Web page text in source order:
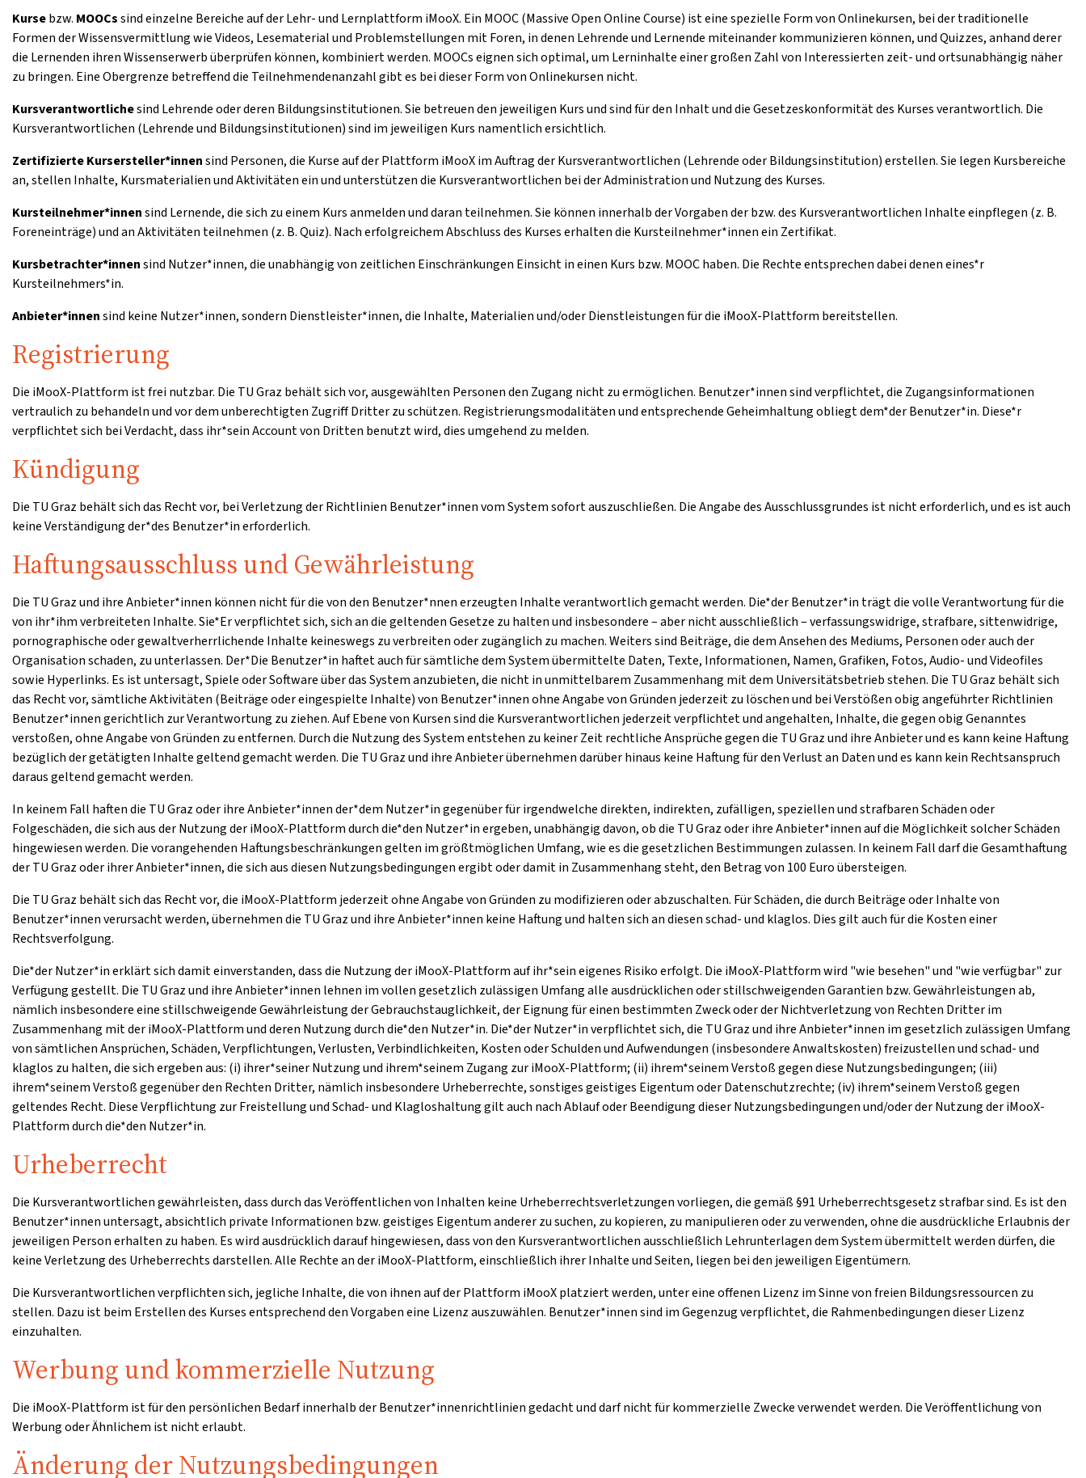
Kursebzw. MOOCssind einzelne Bereiche auf der Lehr- und Lernplattform iMooX. Ein MOOC (Massive Open Online Course) ist eine spezielle Form von Onlinekursen, bei der traditionelle
Formen der Wissensvermittlung wie Videos, Lesematerial und Problemstellungen mit Foren, in denen Lehrende und Lernende miteinander kommunizieren können, und Quizzes, anhand derer
die Lernenden ihren Wissenserwerb überprüfen können, kombiniert werden. MOOCs eignen sich optimal, um Lerninhalte einer großen Zahl von Interessierten zeit- und ortsunabhängig näher
zu bringen. Eine Obergrenze betreffend die Teilnehmendenanzahl gibt es bei dieser Form von Onlinekursen nicht.
Kursverantwortlichesind Lehrende oder deren Bildungsinstitutionen. Sie betreuen den jeweiligen Kurs und sind für den Inhalt und die Gesetzeskonformität des Kurses verantwortlich. Die
Kursverantwortlichen (Lehrende und Bildungsinstitutionen) sind im jeweiligen Kurs namentlich ersichtlich.
Zertifizierte Kursersteller*innensind Personen, die Kurse auf der Plattform iMooX im Auftrag der Kursverantwortlichen (Lehrende oder Bildungsinstitution) erstellen. Sie legen Kursbereiche
an, stellen Inhalte, Kursmaterialien und Aktivitäten ein und unterstützen die Kursverantwortlichen bei der Administration und Nutzung des Kurses.
Kursteilnehmer*innensind Lernende, die sich zu einem Kurs anmelden und daran teilnehmen. Sie können innerhalb der Vorgaben der bzw. des Kursverantwortlichen Inhalte einpflegen (z. B.
Foreneinträge) und an Aktivitäten teilnehmen (z. B. Quiz). Nach erfolgreichem Abschluss des Kurses erhalten die Kursteilnehmer*innen ein Zertifikat.
Kursbetrachter*innensind Nutzer*innen, die unabhängig von zeitlichen Einschränkungen Einsicht in einen Kurs bzw. MOOC haben. Die Rechte entsprechen dabei denen eines*r
Kursteilnehmers*in.
Anbieter*innensind keine Nutzer*innen, sondern Dienstleister*innen, die Inhalte, Materialien und/oder Dienstleistungen für die iMooX-Plattform bereitstellen.
Registrierung
Die iMooX-Plattform ist frei nutzbar. Die TU Graz behält sich vor, ausgewählten Personen den Zugang nicht zu ermöglichen. Benutzer*innen sind verpflichtet, die Zugangsinformationen
vertraulich zu behandeln und vor dem unberechtigten Zugriff Dritter zu schützen. Registrierungsmodalitäten und entsprechende Geheimhaltung obliegt dem*der Benutzer*in. Diese*r
verpflichtet sich bei Verdacht, dass ihr*sein Account von Dritten benutzt wird, dies umgehend zu melden.
Kündigung
Die TU Graz behält sich das Recht vor, bei Verletzung der Richtlinien Benutzer*innen vom System sofort auszuschließen. Die Angabe des Ausschlussgrundes ist nicht erforderlich, und es ist auch
keine Verständigung der*des Benutzer*in erforderlich.
Haftungsausschluss und Gewährleistung
Die TU Graz und ihre Anbieter*innen können nicht für die von den Benutzer*nnen erzeugten Inhalte verantwortlich gemacht werden. Die*der Benutzer*in trägt die volle Verantwortung für die
von ihr*ihm verbreiteten Inhalte. Sie*Er verpflichtet sich, sich an die geltenden Gesetze zu halten und insbesondere – aber nicht ausschließlich – verfassungswidrige, strafbare, sittenwidrige,
pornographische oder gewaltverherrlichende Inhalte keineswegs zu verbreiten oder zugänglich zu machen. Weiters sind Beiträge, die dem Ansehen des Mediums, Personen oder auch der
Organisation schaden, zu unterlassen. Der*Die Benutzer*in haftet auch für sämtliche dem System übermittelte Daten, Texte, Informationen, Namen, Grafiken, Fotos, Audio- und Videofiles
sowie Hyperlinks. Es ist untersagt, Spiele oder Software über das System anzubieten, die nicht in unmittelbarem Zusammenhang mit dem Universitätsbetrieb stehen. Die TU Graz behält sich
das Recht vor, sämtliche Aktivitäten (Beiträge oder eingespielte Inhalte) von Benutzer*innen ohne Angabe von Gründen jederzeit zu löschen und bei Verstößen obig angeführter Richtlinien
Benutzer*innen gerichtlich zur Verantwortung zu ziehen. Auf Ebene von Kursen sind die Kursverantwortlichen jederzeit verpflichtet und angehalten, Inhalte, die gegen obig Genanntes
verstoßen, ohne Angabe von Gründen zu entfernen. Durch die Nutzung des System entstehen zu keiner Zeit rechtliche Ansprüche gegen die TU Graz und ihre Anbieter und es kann keine Haftung
bezüglich der getätigten Inhalte geltend gemacht werden. Die TU Graz und ihre Anbieter übernehmen darüber hinaus keine Haftung für den Verlust an Daten und es kann kein Rechtsanspruch
daraus geltend gemacht werden.
In keinem Fall haften die TU Graz oder ihre Anbieter*innen der*dem Nutzer*in gegenüber für irgendwelche direkten, indirekten, zufälligen, speziellen und strafbaren Schäden oder
Folgeschäden, die sich aus der Nutzung der iMooX-Plattform durch die*den Nutzer*in ergeben, unabhängig davon, ob die TU Graz oder ihre Anbieter*innen auf die Möglichkeit solcher Schäden
hingewiesen werden. Die vorangehenden Haftungsbeschränkungen gelten im größtmöglichen Umfang, wie es die gesetzlichen Bestimmungen zulassen. In keinem Fall darf die Gesamthaftung
der TU Graz oder ihrer Anbieter*innen, die sich aus diesen Nutzungsbedingungen ergibt oder damit in Zusammenhang steht, den Betrag von 100 Euro übersteigen.
Die TU Graz behält sich das Recht vor, die iMooX-Plattform jederzeit ohne Angabe von Gründen zu modifizieren oder abzuschalten. Für Schäden, die durch Beiträge oder Inhalte von
Benutzer*innen verursacht werden, übernehmen die TU Graz und ihre Anbieter*innen keine Haftung und halten sich an diesen schad- und klaglos. Dies gilt auch für die Kosten einer
Rechtsverfolgung.
Die*der Nutzer*in erklärt sich damit einverstanden, dass die Nutzung der iMooX-Plattform auf ihr*sein eigenes Risiko erfolgt. Die iMooX-Plattform wird "wie besehen" und "wie verfügbar" zur
Verfügung gestellt. Die TU Graz und ihre Anbieter*innen lehnen im vollen gesetzlich zulässigen Umfang alle ausdrücklichen oder stillschweigenden Garantien bzw. Gewährleistungen ab,
nämlich insbesondere eine stillschweigende Gewährleistung der Gebrauchstauglichkeit, der Eignung für einen bestimmten Zweck oder der Nichtverletzung von Rechten Dritter im
Zusammenhang mit der iMooX-Plattform und deren Nutzung durch die*den Nutzer*in. Die*der Nutzer*in verpflichtet sich, die TU Graz und ihre Anbieter*innen im gesetzlich zulässigen Umfang
von sämtlichen Ansprüchen, Schäden, Verpflichtungen, Verlusten, Verbindlichkeiten, Kosten oder Schulden und Aufwendungen (insbesondere Anwaltskosten) freizustellen und schad- und
klaglos zu halten, die sich ergeben aus: (i) ihrer*seiner Nutzung und ihrem*seinem Zugang zur iMooX-Plattform; (ii) ihrem*seinem Verstoß gegen diese Nutzungsbedingungen; (iii)
ihrem*seinem Verstoß gegenüber den Rechten Dritter, nämlich insbesondere Urheberrechte, sonstiges geistiges Eigentum oder Datenschutzrechte; (iv) ihrem*seinem Verstoß gegen
geltendes Recht. Diese Verpflichtung zur Freistellung und Schad- und Klagloshaltung gilt auch nach Ablauf oder Beendigung dieser Nutzungsbedingungen und/oder der Nutzung der iMooX-
Plattform durch die*den Nutzer*in.
Urheberrecht
Die Kursverantwortlichen gewährleisten, dass durch das Veröffentlichen von Inhalten keine Urheberrechtsverletzungen vorliegen, die gemäß §91 Urheberrechtsgesetz strafbar sind. Es ist den
Benutzer*innen untersagt, absichtlich private Informationen bzw. geistiges Eigentum anderer zu suchen, zu kopieren, zu manipulieren oder zu verwenden, ohne die ausdrückliche Erlaubnis der
jeweiligen Person erhalten zu haben. Es wird ausdrücklich darauf hingewiesen, dass von den Kursverantwortlichen ausschließlich Lehrunterlagen dem System übermittelt werden dürfen, die
keine Verletzung des Urheberrechts darstellen. Alle Rechte an der iMooX-Plattform, einschließlich ihrer Inhalte und Seiten, liegen bei den jeweiligen Eigentümern.
Die Kursverantwortlichen verpflichten sich, jegliche Inhalte, die von ihnen auf der Plattform iMooX platziert werden, unter eine offenen Lizenz im Sinne von freien Bildungsressourcen zu
stellen. Dazu ist beim Erstellen des Kurses entsprechend den Vorgaben eine Lizenz auszuwählen. Benutzer*innen sind im Gegenzug verpflichtet, die Rahmenbedingungen dieser Lizenz
einzuhalten.
Werbung und kommerzielle Nutzung
Die iMooX-Plattform ist für den persönlichen Bedarf innerhalb der Benutzer*innenrichtlinien gedacht und darf nicht für kommerzielle Zwecke verwendet werden. Die Veröffentlichung von
Werbung oder Ähnlichem ist nicht erlaubt.
Änderung der Nutzungsbedingungen